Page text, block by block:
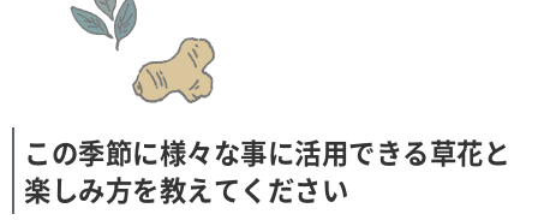
この季節に様々な事に活用できる草花と
楽しみ方を教えてください